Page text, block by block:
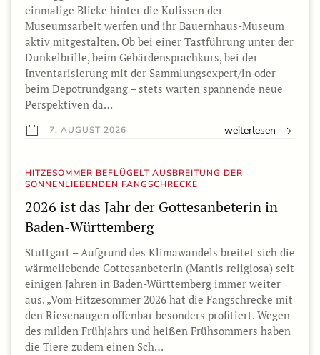
einmalige Blicke hinter die Kulissen der
Museumsarbeit werfen und ihr Bauernhaus-Museum
aktiv mitgestalten. Ob bei einer Tastführung unter der
Dunkelbrille, beim Gebärdensprachkurs, bei der
Inventarisierung mit der Sammlungsexpert/in oder
beim Depotrundgang – stets warten spannende neue
Perspektiven da…
7. AUGUST 2026 weiterlesen
HITZESOMMER BEFLÜGELT AUSBREITUNG DER
SONNENLIEBENDEN FANGSCHRECKE
2026 ist das Jahr der Gottesanbeterin in
Baden-Württemberg
Stuttgart – Aufgrund des Klimawandels breitet sich die
wärmeliebende Gottesanbeterin (Mantis religiosa) seit
einigen Jahren in Baden-Württemberg immer weiter
aus. „Vom Hitzesommer 2026 hat die Fangschrecke mit
den Riesenaugen offenbar besonders profitiert. Wegen
des milden Frühjahrs und heißen Frühsommers haben
die Tiere zudem einen Sch…